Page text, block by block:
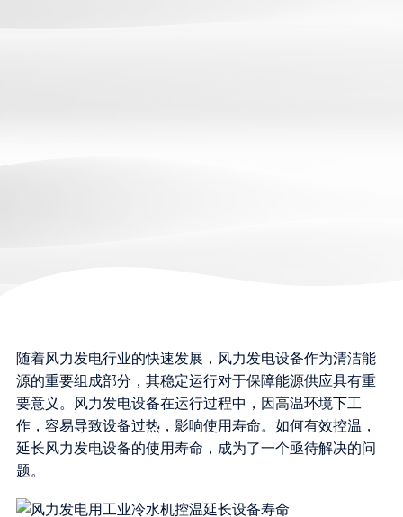
随着风力发电行业的快速发展，风力发电设备作为清洁能
源的重要组成部分，其稳定运行对于保障能源供应具有重
要意义。风力发电设备在运行过程中，因高温环境下工
作，容易导致设备过热，影响使用寿命。如何有效控温，
延长风力发电设备的使用寿命，成为了一个亟待解决的问
题。